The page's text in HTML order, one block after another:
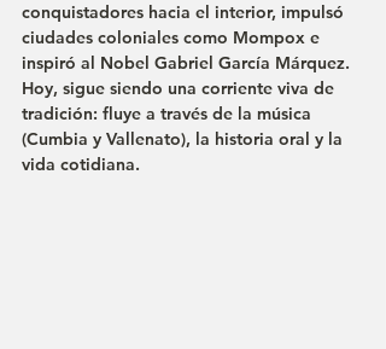
conquistadores hacia el interior, impulsó
ciudades coloniales como Mompox e
inspiró al Nobel Gabriel García Márquez.
Hoy, sigue siendo una corriente viva de
tradición: fluye a través de la música
(Cumbia y Vallenato), la historia oral y la
vida cotidiana.